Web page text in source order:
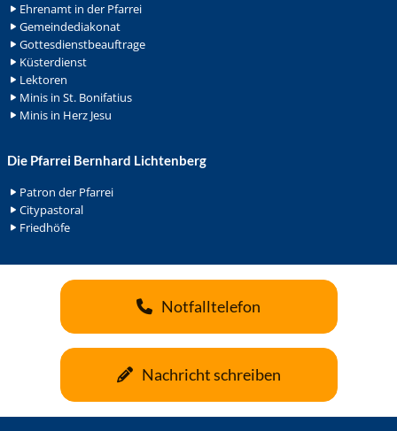
Ehrenamt in der Pfarrei
Gemeindediakonat
Gottesdienstbeauftrage
Küsterdienst
Lektoren
Minis in St. Bonifatius
Minis in Herz Jesu
Die Pfarrei Bernhard Lichtenberg
Patron der Pfarrei
Citypastoral
Friedhöfe
Notfalltelefon
Nachricht schreiben